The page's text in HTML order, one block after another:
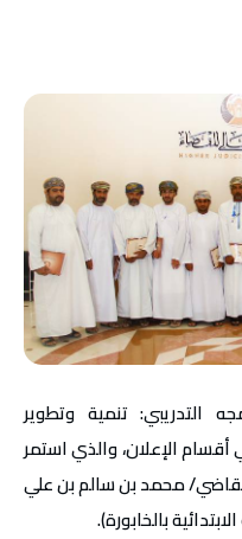
التدريبي: تنمية وتطوير
الإعلان، والذي استمر
محمد بن سالم بن علي
بالخابورة).